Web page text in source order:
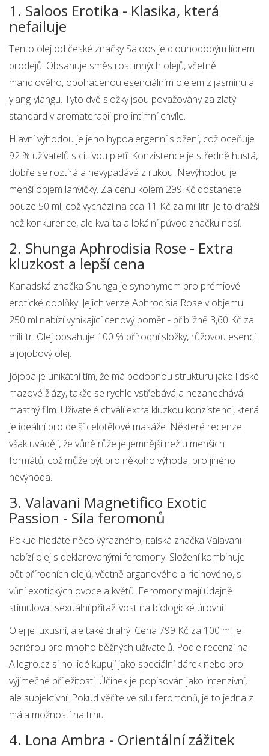
1. Saloos Erotika - Klasika, která
nefailuje
Tento olej od české značky Saloos je dlouhodobým lídrem
prodejů. Obsahuje směs rostlinných olejů, včetně
mandlového, obohacenou esenciálním olejem z jasmínu a
ylang-ylangu. Tyto dvě složky jsou považovány za zlatý
standard v aromaterapii pro intimní chvíle.
Hlavní výhodou je jeho hypoalergenní složení, což oceňuje
92 % uživatelů s citlivou pleťí. Konzistence je středně hustá,
dobře se roztírá a nevypadává z rukou. Nevýhodou je
menší objem lahvičky. Za cenu kolem 299 Kč dostanete
pouze 50 ml, což vychází na cca 11 Kč za mililitr. Je to dražší
než konkurence, ale kvalita a lokální původ značku nosí.
2. Shunga Aphrodisia Rose - Extra
kluzkost a lepší cena
Kanadská značka Shunga je synonymem pro prémiové
erotické doplňky. Jejich verze Aphrodisia Rose v objemu
250 ml nabízí vynikající cenový poměr - přibližně 3,60 Kč za
mililitr. Olej obsahuje 100 % přírodní složky, růžovou esenci
a jojobový olej.
Jojoba je unikátní tím, že má podobnou strukturu jako lidské
mazové žlázy, takže se rychle vstřebává a nezanechává
mastný film. Uživatelé chválí extra kluzkou konzistenci, která
je ideální pro delší celotělové masáže. Některé recenze
však uvádějí, že vůně růže je jemnější než u menších
formátů, což může být pro někoho výhoda, pro jiného
nevýhoda.
3. Valavani Magnetifico Exotic
Passion - Síla feromonů
Pokud hledáte něco výrazného, italská značka Valavani
nabízí olej s deklarovanými feromony. Složení kombinuje
pět přírodních olejů, včetně arganového a ricinového, s
vůní exotických ovoce a květů. Feromony mají údajně
stimulovat sexuální přitažlivost na biologické úrovni.
Olej je luxusní, ale také drahý. Cena 799 Kč za 100 ml je
bariérou pro mnoho běžných uživatelů. Podle recenzí na
Allegro.cz si ho lidé kupují jako speciální dárek nebo pro
výjimečné příležitosti. Účinek je popisován jako intenzivní,
ale subjektivní. Pokud věříte ve sílu feromonů, je to jedna z
mála možností na trhu.
4. Lona Ambra - Orientální zážitek